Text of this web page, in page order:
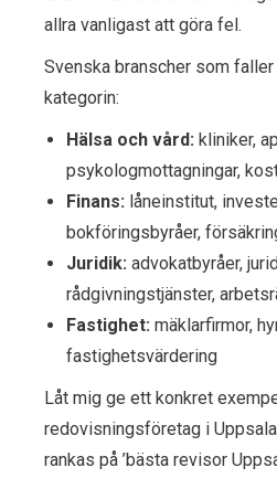
allra vanligast att göra fel.
Svenska branscher som faller
kategorin:
Hälsa och vård: kliniker,
psykologmottagningar,
Finans: låneinstitut,
bokföringsbyråer,
Juridik: advokatbyråer,
rådgivningstjänster,
Fastighet: mäklarfirmor,
fastighetsvärdering
Låt mig ge ett konkret
redovisningsföretag i
rankas på ’bästa revisor